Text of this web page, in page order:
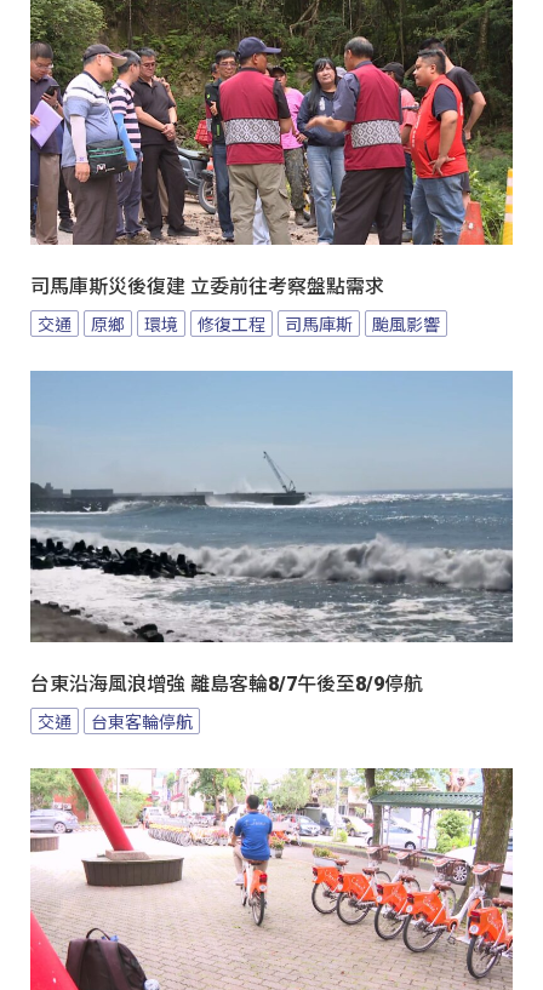
司馬庫斯災後復建 立委前往考察盤點需求
交通 原鄉 環境 修復工程 司馬庫斯 颱風影響
台東沿海風浪增強 離島客輪8/7午後至8/9停航
交通 台東客輪停航